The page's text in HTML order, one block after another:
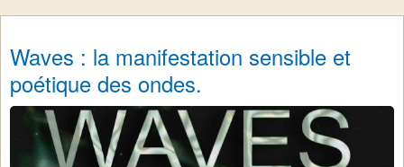
Waves : la manifestation sensible et
poétique des ondes.